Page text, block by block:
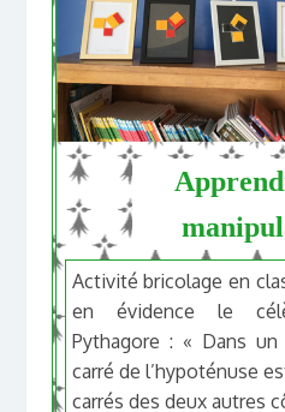
Activité bricolage en
en évidence le
Pythagore : « Dans
carré de l’hypoténuse
carrés des deux autres